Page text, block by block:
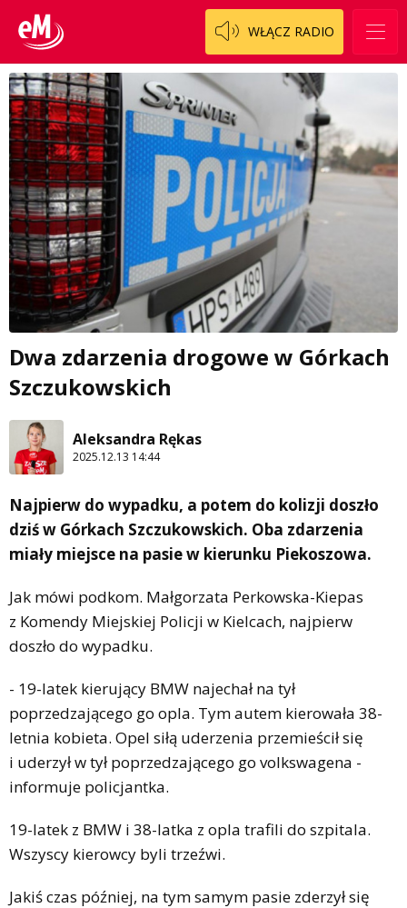
WŁĄCZ RADIO
Dwa zdarzenia drogowe w Górkach
Szczukowskich
Aleksandra Rękas
2025.12.13 14:44
Najpierw do wypadku, a potem do kolizji doszło
dziś w Górkach Szczukowskich. Oba zdarzenia
miały miejsce na pasie w kierunku Piekoszowa.
Jak mówi podkom. Małgorzata Perkowska-Kiepas
z Komendy Miejskiej Policji w Kielcach, najpierw
doszło do wypadku.
- 19-latek kierujący BMW najechał na tył
poprzedzającego go opla. Tym autem kierowała 38-
letnia kobieta. Opel siłą uderzenia przemieścił się
i uderzył w tył poprzedzającego go volkswagena -
informuje policjantka.
19-latek z BMW i 38-latka z opla trafili do szpitala.
Wszyscy kierowcy byli trzeźwi.
Jakiś czas później, na tym samym pasie zderzył się